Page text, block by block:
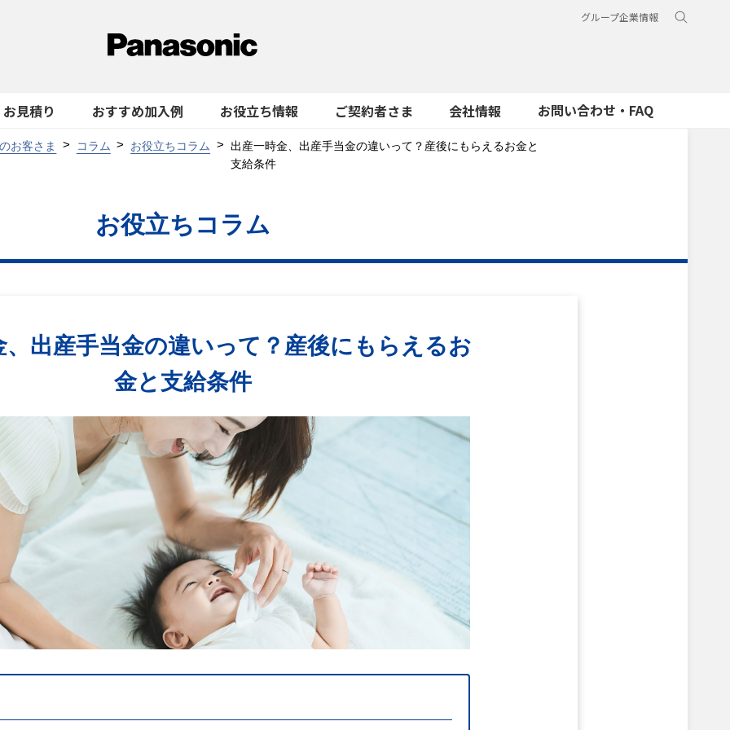
グループ企業情報
お見積り おすすめ加入例 お役立ち情報 ご契約者さま 会社情報 お問い合わせ・FAQ
お客さま コラム お役立ちコラム
出産一時金、出産手当金の違いって？産後にもらえるお金と
支給条件
お役立ちコラム
、出産手当金の違いって？産後にもらえるお
金と支給条件